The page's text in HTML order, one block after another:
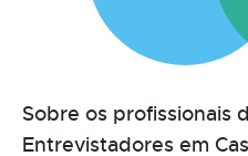
Sobre os profissionais
Entrevistadores em